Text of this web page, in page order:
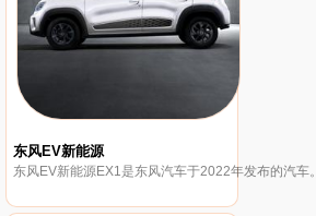
东风EV新能源
东风EV新能源EX1是东风汽车于2022年发布的汽车。